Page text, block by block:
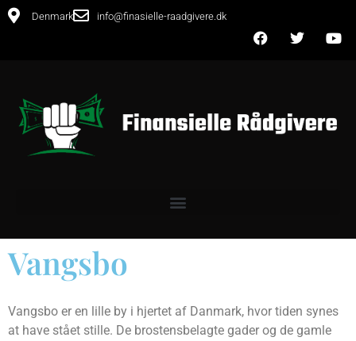
Denmark info@finasielle-raadgivere.dk
Vangsbo
Vangsbo er en lille by i hjertet af Danmark, hvor tiden synes
at have stået stille. De brostensbelagte gader og de gamle